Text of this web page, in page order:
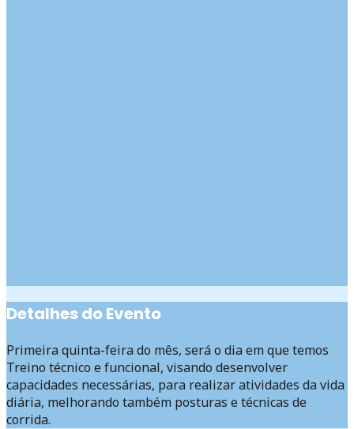
Detalhes do Evento
Primeira quinta-feira do mês, será o dia em que temos
Treino técnico e funcional, visando desenvolver
capacidades necessárias, para realizar atividades da vida
diária, melhorando também posturas e técnicas de
corrida.